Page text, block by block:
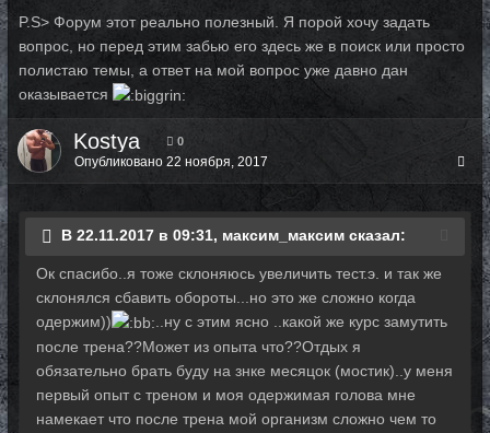
P.S> Форум этот реально полезный. Я порой хочу задать
вопрос, но перед этим забью его здесь же в поиск или просто
полистаю темы, а ответ на мой вопрос уже давно дан
оказывается
Kostya 0
Опубликовано 22 ноября, 2017
В 22.11.2017 в 09:31, максим_максим сказал:
Ок спасибо..я тоже склоняюсь увеличить тест.э. и так же
склонялся сбавить обороты...но это же сложно когда
одержим))
..ну с этим ясно ..какой же курс замутить
после трена??Может из опыта что??Отдых я
обязательно брать буду на знке месяцок (мостик)..у меня
первый опыт с треном и моя одержимая голова мне
намекает что после трена мой организм сложно чем то